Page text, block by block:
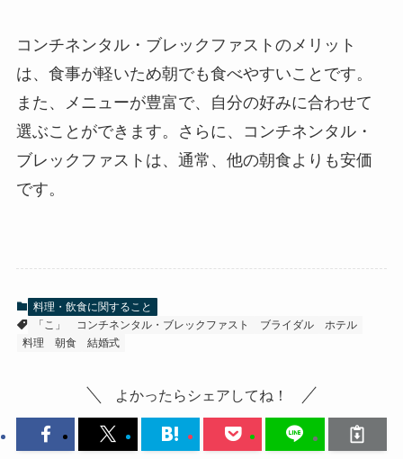
コンチネンタル・ブレックファストのメリット
は、食事が軽いため朝でも食べやすいことです。
また、
メニューが豊富で、自分の好みに合わせて
選ぶことができます。さらに、
コンチネンタル・
ブレックファストは、通常、他の朝食よりも安価
です。
料理・飲食に関すること
「こ」
コンチネンタル・ブレックファスト ブライダル
ホテル
料理
朝食 結婚式
よかったらシェアしてね！